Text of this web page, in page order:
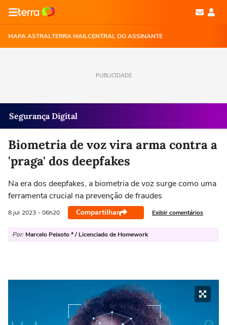
MAPA ASTRALTERRA MAILCENTRAL DO ASSINANTE
PUBLICIDADE
Segurança Digital
Biometria de voz vira arma contra a
'praga' dos deepfakes
Na era dos deepfakes, a biometria de voz surge como uma
ferramenta crucial na prevenção de fraudes
8 jul 2023 - 06h20 Compartilhar Exibir comentários
Por: Marcelo Peixoto * / Licenciado de Homework